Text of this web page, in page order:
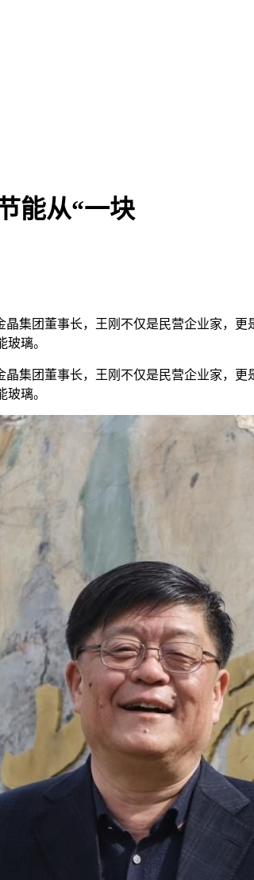
能从“一块
团董事长，王刚不仅是民营企业家，更
璃。
团董事长，王刚不仅是民营企业家，更
璃。